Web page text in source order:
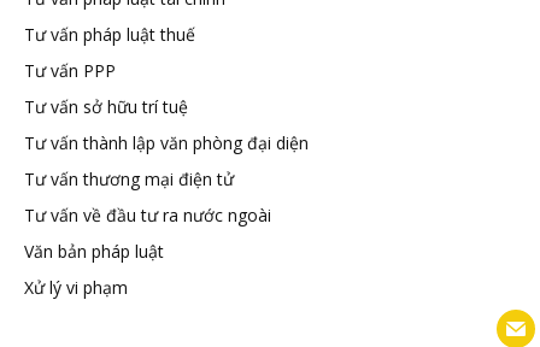
Tư vấn pháp luật thuế
Tư vấn PPP
Tư vấn sở hữu trí tuệ
Tư vấn thành lập văn phòng đại diện
Tư vấn thương mại điện tử
Tư vấn về đầu tư ra nước ngoài
Văn bản pháp luật
Xử lý vi phạm